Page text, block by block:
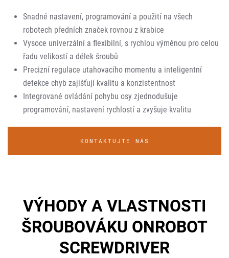
Snadné nastavení, programování a použití na všech
robotech předních značek rovnou z krabice
Vysoce univerzální a flexibilní, s rychlou výměnou pro celou
řadu velikostí a délek šroubů
Precizní regulace utahovacího momentu a inteligentní
detekce chyb zajišťují kvalitu a konzistentnost
Integrované ovládání pohybu osy zjednodušuje
programování, nastavení rychlostí a zvyšuje kvalitu
KONTAKTUJTE NÁS
VÝHODY A VLASTNOSTI
ŠROUBOVÁKU ONROBOT
SCREWDRIVER